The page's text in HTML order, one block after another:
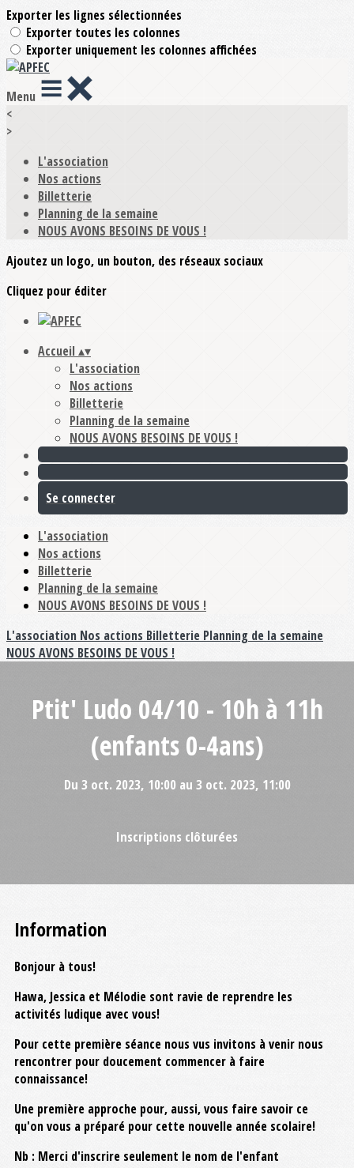
Exporter les lignes sélectionnées
Exporter toutes les colonnes
Exporter uniquement les colonnes affichées
Menu
<
>
L'association
Nos actions
Billetterie
Planning de la semaine
NOUS AVONS BESOINS DE VOUS !
Ajoutez un logo, un bouton, des réseaux sociaux
Cliquez pour éditer
Accueil ▴▾
L'association
Nos actions
Billetterie
Planning de la semaine
NOUS AVONS BESOINS DE VOUS !
Se connecter
L'association
Nos actions
Billetterie
Planning de la semaine
NOUS AVONS BESOINS DE VOUS !
L'association Nos actions Billetterie Planning de la semaine
NOUS AVONS BESOINS DE VOUS !
Ptit' Ludo 04/10 - 10h à 11h
(enfants 0-4ans)
Du 3 oct. 2023, 10:00 au 3 oct. 2023, 11:00
Inscriptions clôturées
Information
Bonjour à tous!
Hawa, Jessica et Mélodie sont ravie de reprendre les
activités ludique avec vous!
Pour cette première séance nous vus invitons à venir nous
rencontrer pour doucement commencer à faire
connaissance!
Une première approche pour, aussi, vous faire savoir ce
qu'on vous a préparé pour cette nouvelle année scolaire!
Nb : Merci d'inscrire seulement le nom de l'enfant